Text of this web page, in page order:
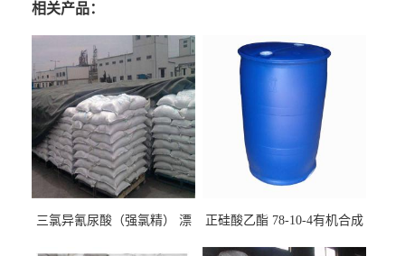
相关产品：
三氯异氰尿酸（强氯精） 漂
正硅酸乙酯 78-10-4有机合成